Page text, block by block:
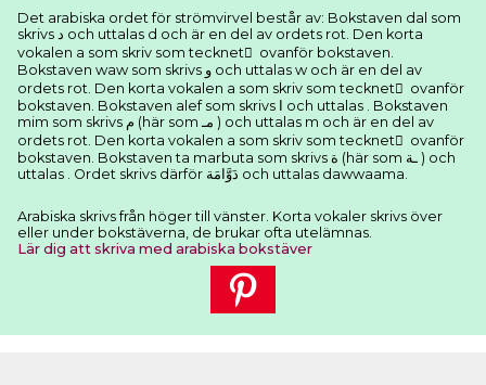
Det arabiska ordet för strömvirvel består av: Bokstaven dal som
skrivs ﺩ och uttalas d och är en del av ordets rot. Den korta
vokalen a som skriv som tecknet َ ovanför bokstaven.
Bokstaven waw som skrivs ﻭ och uttalas w och är en del av
ordets rot. Den korta vokalen a som skriv som tecknet َ ovanför
bokstaven. Bokstaven alef som skrivs ﺍ och uttalas . Bokstaven
mim som skrivs ﻡ (här som ﻣـ ) och uttalas m och är en del av
ordets rot. Den korta vokalen a som skriv som tecknet َ ovanför
bokstaven. Bokstaven ta marbuta som skrivs ﺓ (här som ـﺔ ) och
uttalas . Ordet skrivs därför ﺩَﻭَّﺍﻣَﺔ och uttalas dawwaama.
Arabiska skrivs från höger till vänster. Korta vokaler skrivs över
eller under bokstäverna, de brukar ofta utelämnas.
Lär dig att skriva med arabiska bokstäver